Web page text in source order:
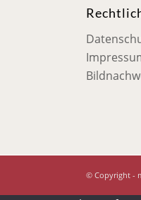
© Copyright -